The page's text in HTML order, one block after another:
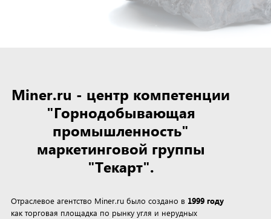
Miner.ru - центр компетенции
"Горнодобывающая
промышленность"
маркетинговой группы
"Текарт".
Отраслевое агентство Miner.ru было создано в 1999 году
как торговая площадка по рынку угля и нерудных